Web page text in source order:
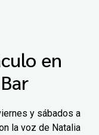
en
y sábados a
la voz de Natalia